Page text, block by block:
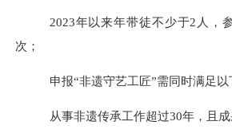
2023年以来年带徒不少于2人，
次；
申报“非遗守艺工匠”需同时满足以
从事非遗传承工作超过30年， 且